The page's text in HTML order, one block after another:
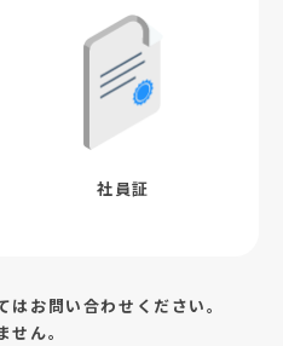
社員証
お問い合わせください。
ん。